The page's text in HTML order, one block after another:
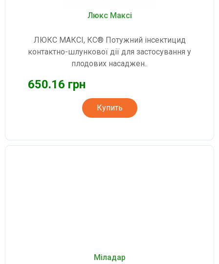
Люкс Максі
ЛЮКС МАКСІ, КС® Потужний інсектицид
контактно-шлункової дії для застосування у
плодових насаджен..
650.16 грн
Купить
Міладар